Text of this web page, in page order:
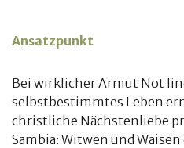
Bei wirklicher Armut Not
selbstbestimmtes Leben
christliche Nächstenliebe
Sambia: Witwen und
Ansatzpunkt